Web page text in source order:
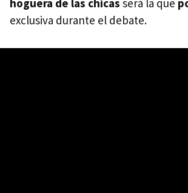
hoguera de las chicas será la que
exclusiva durante el debate.